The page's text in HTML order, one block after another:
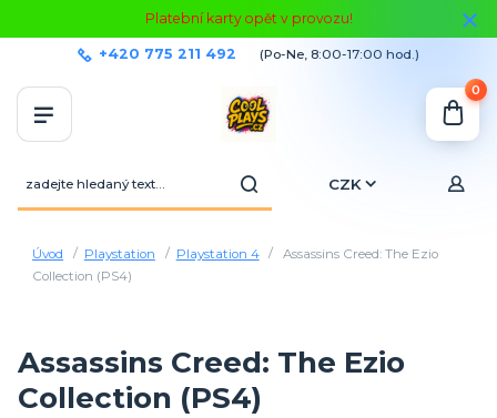
Platební karty opět v provozu!
CZK
+420 775 211 492 (Po-Ne, 8:00-17:00 hod.)
0
Úvod Playstation Playstation 4
Assassins Creed: The Ezio
Collection (PS4)
Assassins Creed: The Ezio
Collection (PS4)